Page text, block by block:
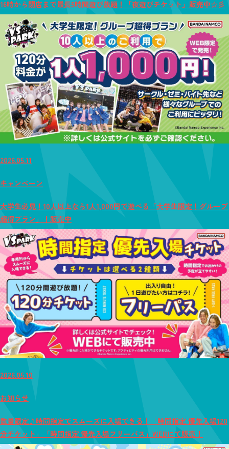
16時から閉店まで最長5時間遊び放題！「夜遊びチケット」販売中☆彡
2026.05.11
キャンペーン
大学生必見！10人以上なら1人1,000円で遊べる「大学生限定！グループ
超得プラン」！販売中
2026.05.10
お知らせ
数量限定♪時間指定でスムーズに入場できる！「時間指定 優先入場120
分チケット」「時間指定 優先入場フリーパス」WEBにて販売！